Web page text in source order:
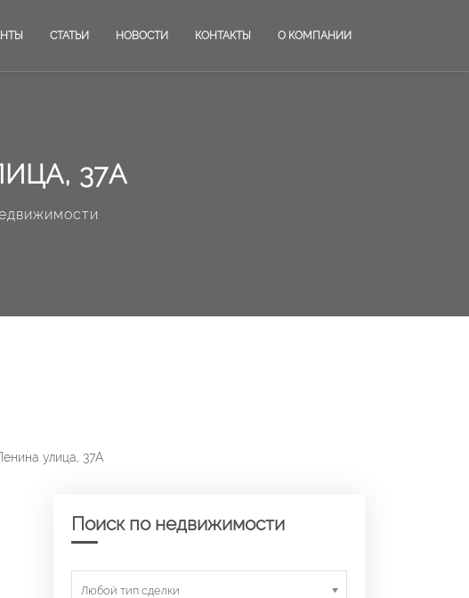
СТАТЬИ НОВОСТИ КОНТАКТЫ О КОМПАНИИ
37А
улица, 37А
Поиск по недвижимости
Любой тип сделки